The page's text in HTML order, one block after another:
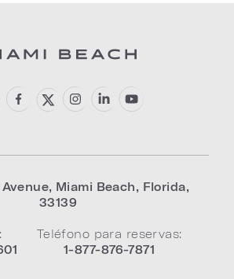
Avenue, Miami Beach, Florida,
33139
Teléfono para reservas:
1-877-876-7871